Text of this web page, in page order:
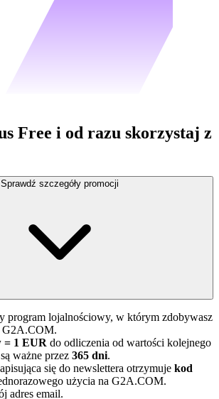
Free i od razu skorzystaj z
Sprawdź szczegóły promocji
program lojalnościowy, w którym zdobywasz
G2A.COM.
= 1 EUR do odliczenia od wartości kolejnego
ważne przez 365 dni.
się do newslettera otrzymuje kod
użycia na G2A.COM.
adres email.